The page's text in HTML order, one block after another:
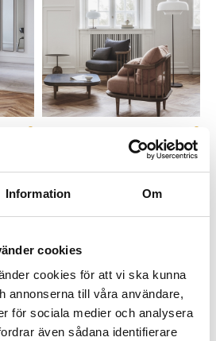
Information Om
cookies
cookies för att vi ska kunna
annonserna till våra användare,
för sociala medier och analysera
även sådana identifierare